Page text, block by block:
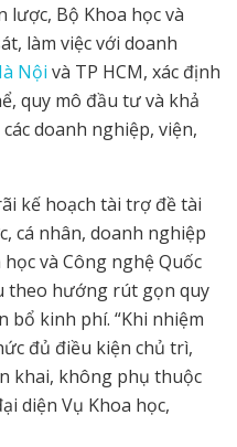
Bộ Khoa học và
làm việc với doanh
Nội và TP HCM, xác định
quy mô đầu tư và khả
doanh nghiệp, viện,
kế hoạch tài trợ đề tài
cá nhân, doanh nghiệp
và Công nghệ Quốc
theo hướng rút gọn quy
bổ kinh phí. “Khi nhiệm
đủ điều kiện chủ trì,
khai, không phụ thuộc
diện Vụ Khoa học,